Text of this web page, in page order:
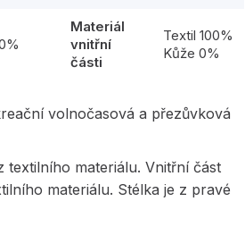
Materiál
vnitřní
části
Textil 100%
Kůže 0%
volnočasová a přezůvková
textilního materiálu. Vnitřní část
materiálu. Stélka je z pravé